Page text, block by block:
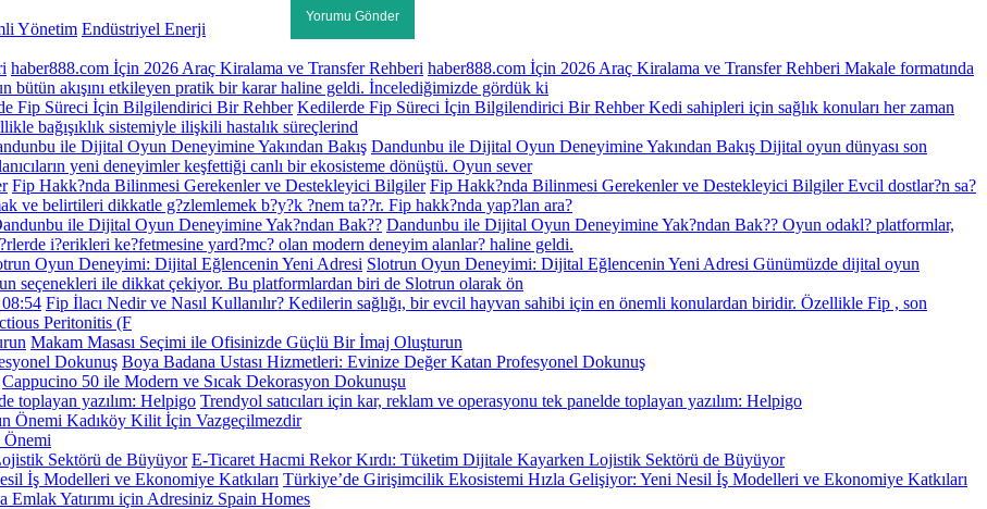
Endüstriyel Enerji
haber888.com İçin 2026 Araç Kiralama ve Transfer Rehberi haber888.com İçin 2026 Araç Kiralama ve Transfer Rehberi Makale formatında
bütün akışını etkileyen pratik bir karar haline geldi. İncelediğimizde gördük ki
Fip Süreci İçin Bilgilendirici Bir Rehber Kedilerde Fip Süreci İçin Bilgilendirici Bir Rehber Kedi sahipleri için sağlık konuları her zaman
bağışıklık sistemiyle ilişkili hastalık süreçlerind
ile Dijital Oyun Deneyimine Yakından Bakış Dandunbu ile Dijital Oyun Deneyimine Yakından Bakış Dijital oyun dünyası son
yeni deneyimler keşfettiği canlı bir ekosisteme dönüştü. Oyun sever
Fip Hakk?nda Bilinmesi Gerekenler ve Destekleyici Bilgiler Fip Hakk?nda Bilinmesi Gerekenler ve Destekleyici Bilgiler Evcil dostlar?n sa?
ve belirtileri dikkatle g?zlemlemek b?y?k ?nem ta??r. Fip hakk?nda yap?lan ara?
ile Dijital Oyun Deneyimine Yak?ndan Bak?? Dandunbu ile Dijital Oyun Deneyimine Yak?ndan Bak?? Oyun odakl? platformlar,
i?erikleri ke?fetmesine yard?mc? olan modern deneyim alanlar? haline geldi.
Oyun Deneyimi: Dijital Eğlencenin Yeni Adresi Slotrun Oyun Deneyimi: Dijital Eğlencenin Yeni Adresi Günümüzde dijital oyun
seçenekleri ile dikkat çekiyor. Bu platformlardan biri de Slotrun olarak ön
Fip İlacı Nedir ve Nasıl Kullanılır? Kedilerin sağlığı, bir evcil hayvan sahibi için en önemli konulardan biridir. Özellikle Fip , son
Peritonitis (F
Makam Masası Seçimi ile Ofisinizde Güçlü Bir İmaj Oluşturun
Boya Badana Ustası Hizmetleri: Evinize Değer Katan Profesyonel Dokunuş
Cappucino 50 ile Modern ve Sıcak Dekorasyon Dokunuşu
Trendyol satıcıları için kar, reklam ve operasyonu tek panelde toplayan yazılım: Helpigo
Önemi Kadıköy Kilit İçin Vazgeçilmezdir
Önemi
E-Ticaret Hacmi Rekor Kırdı: Tüketim Dijitale Kayarken Lojistik Sektörü de Büyüyor
Türkiye’de Girişimcilik Ekosistemi Hızla Gelişiyor: Yeni Nesil İş Modelleri ve Ekonomiye Katkıları
Emlak Yatırımı için Adresiniz Spain Homes